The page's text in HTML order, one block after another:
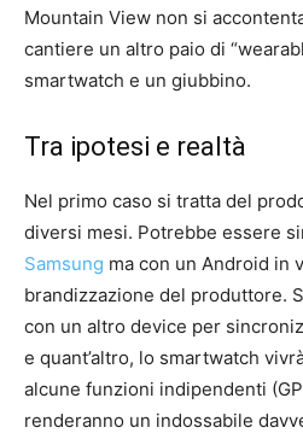
Mountain View non si
cantiere un altro paio di
smartwatch e un giubbino.
Tra ipotesi e realtà
Nel primo caso si tratta del
diversi mesi. Potrebbe essere
Samsung ma con un Android in
brandizzazione del produttore.
con un altro device per
e quant’altro, lo smartwatch
alcune funzioni indipendenti
renderanno un indossabile